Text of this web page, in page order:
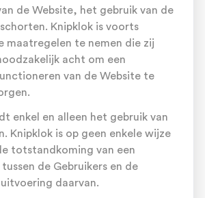
de Website, het gebruik van de
Knipklok is voorts
maatregelen te nemen die zij
acht om een
van de Website te
enkel en alleen het gebruik van
Knipklok is op geen enkele wijze
totstandkoming van een
de Gebruikers en de
uitvoering daarvan.